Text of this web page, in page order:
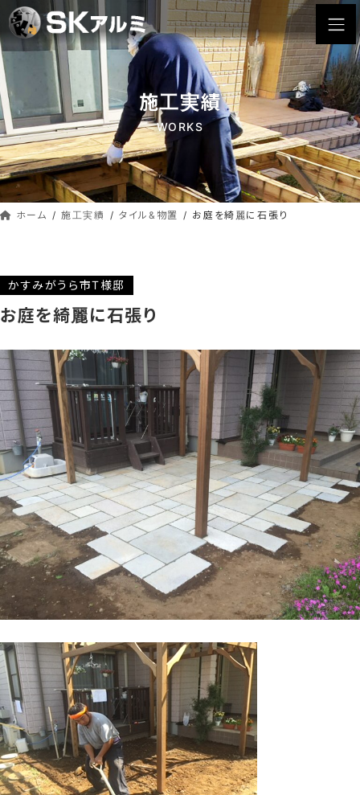
コ
ン
テ
ン
ツ
へ
ス
キ
ッ
プ
ナ
ビ
ゲ
ー
シ
ョ
ン
に
移
動
施工実績
WORKS
ホーム 施工実績 タイル&物置 お庭を綺麗に石張り
かすみがうら市T様邸
お庭を綺麗に石張り